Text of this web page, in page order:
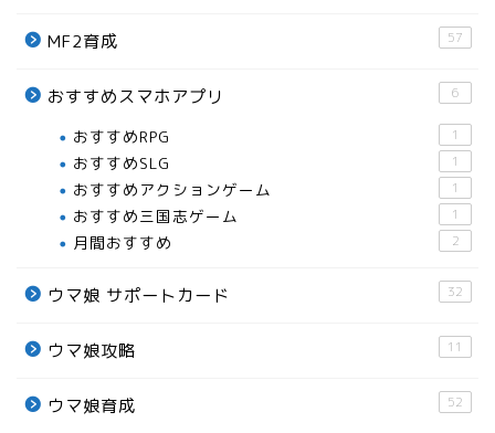
MF2育成 57
おすすめスマホアプリ 6
おすすめRPG 1
おすすめSLG 1
おすすめアクションゲーム 1
おすすめ三国志ゲーム 1
月間おすすめ 2
ウマ娘 サポートカード 32
ウマ娘攻略 11
ウマ娘育成 52